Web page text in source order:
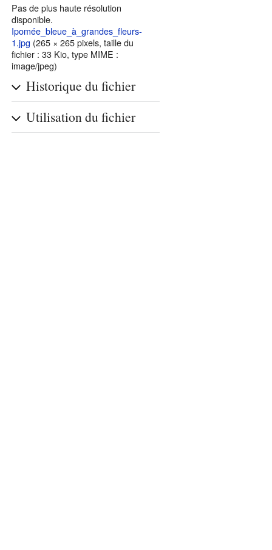
Pas de plus haute résolution
disponible.
Ipomée_bleue_à_grandes_fleurs-
1.jpg (265 × 265 pixels, taille du
fichier : 33 Kio, type MIME :
image/jpeg)
Historique du fichier
Utilisation du fichier